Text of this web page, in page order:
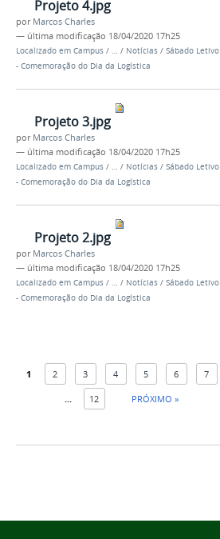
Projeto 4.jpg
por Marcos Charles
— última modificação 18/04/2020 17h25
Localizado em Campus / … / Notícias / Sábado Letivo
- Comemoração do Dia da Logística
Projeto 3.jpg
por Marcos Charles
— última modificação 18/04/2020 17h25
Localizado em Campus / … / Notícias / Sábado Letivo
- Comemoração do Dia da Logística
Projeto 2.jpg
por Marcos Charles
— última modificação 18/04/2020 17h25
Localizado em Campus / … / Notícias / Sábado Letivo
- Comemoração do Dia da Logística
1 2 3 4 5 6 7
12 PRÓXIMO »